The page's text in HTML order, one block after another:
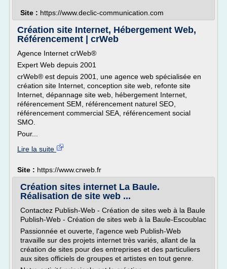
Site : https://www.declic-communication.com
Création site Internet, Hébergement Web,
Référencement | crWeb
Agence Internet crWeb®
Expert Web depuis 2001
crWeb® est depuis 2001, une agence web spécialisée en
création site Internet, conception site web, refonte site
Internet, dépannage site web, hébergement Internet,
référencement SEM, référencement naturel SEO,
référencement commercial SEA, référencement social
SMO.
Pour...
Lire la suite
Site : https://www.crweb.fr
Création sites internet La Baule.
Réalisation de site web ...
Contactez Publish-Web - Création de sites web à la Baule
Publish-Web - Création de sites web à la Baule-Escoublac
Passionnée et ouverte, l'agence web Publish-Web
travaille sur des projets internet très variés, allant de la
création de sites pour des entreprises et des particuliers
aux sites officiels de groupes et artistes en tout genre.